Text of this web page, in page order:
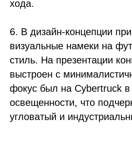
хода.
6. В дизайн-концепции
визуальные намеки на
стиль. На презентации
выстроен с
фокус был на Cybertruck в
освещенности, что
угловатый и